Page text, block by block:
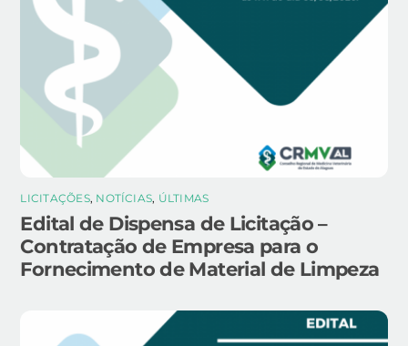
LICITAÇÕES, NOTÍCIAS, ÚLTIMAS
Edital de Dispensa de Licitação –
Contratação de Empresa para o
Fornecimento de Material de Limpeza